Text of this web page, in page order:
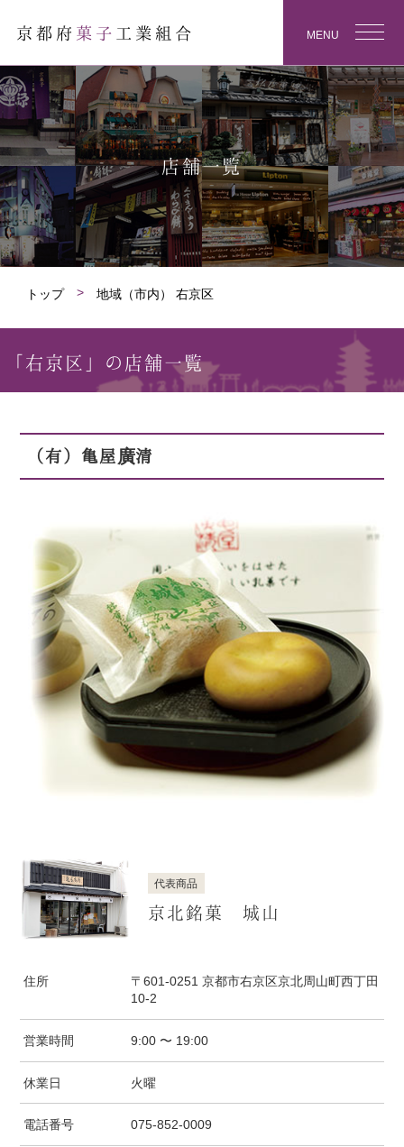
京都府 菓子 工業組合 MENU
店舗一覧
トップ 地域（市内） 右京区
「右京区」の店舗一覧
（有）亀屋廣清
代表商品
京北銘菓 城山
住所
〒601-0251 京都市右京区京北周山町西丁田
10-2
営業時間 9:00 〜 19:00
休業日 火曜
電話番号 075-852-0009